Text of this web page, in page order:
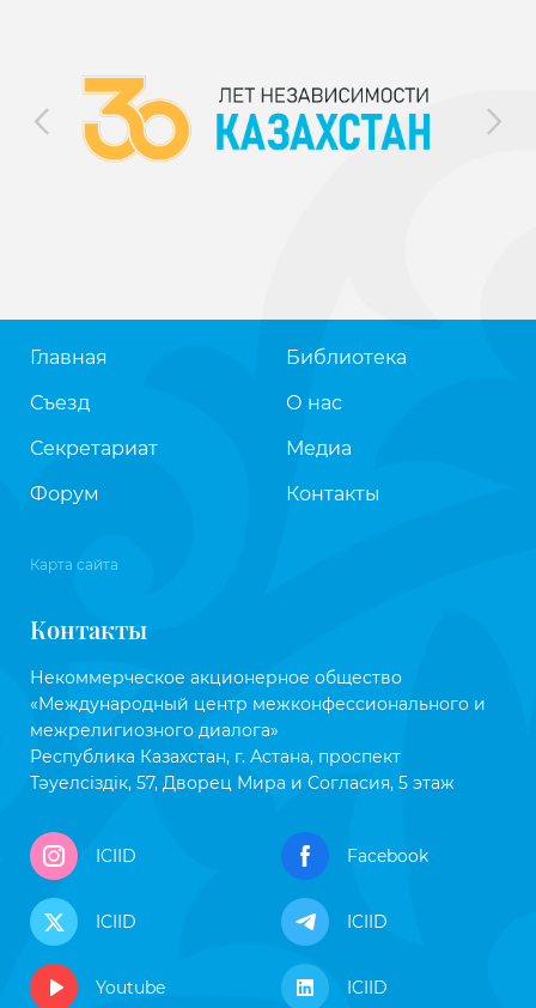
Главная
Съезд
Секретариат
Форум
Библиотека
О нас
Медиа
Контакты
Карта сайта
Контакты
Некоммерческое акционерное общество
«Международный центр межконфессионального и
межрелигиозного диалога»
Республика Казахстан, г. Астана, проспект
Тәуелсіздік, 57, Дворец Мира и Согласия, 5 этаж
ICIID Facebook
ICIID ICIID
Youtube ICIID